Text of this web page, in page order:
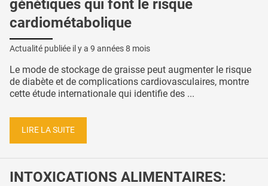
génétiques qui font le risque
cardiométabolique
Actualité publiée il y a 9 années 8 mois
Le mode de stockage de graisse peut augmenter le risque
de diabète et de complications cardiovasculaires, montre
cette étude internationale qui identifie des ...
LIRE LA SUITE
INTOXICATIONS ALIMENTAIRES: